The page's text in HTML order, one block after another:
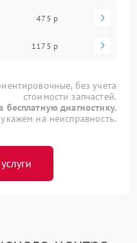
475 р
1175 р
без учета
стоимости запчастей.
бесплатную диагностику.
на неисправность.